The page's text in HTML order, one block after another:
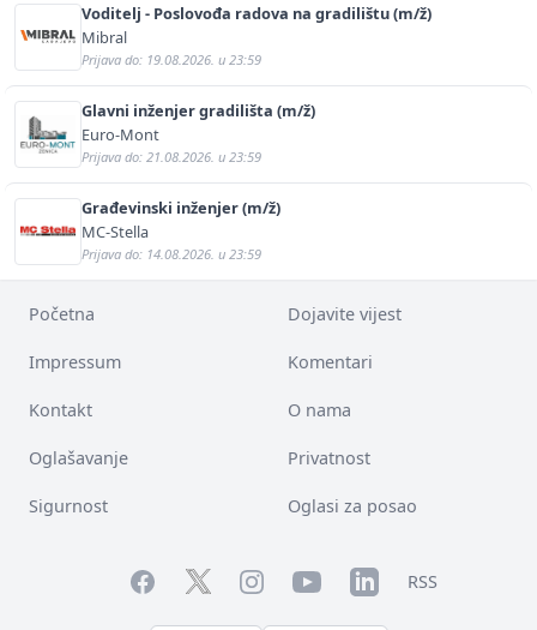
Voditelj - Poslovođa radova na gradilištu (m/ž)
Mibral
Prijava do: 19.08.2026. u 23:59
Glavni inženjer gradilišta (m/ž)
Euro-Mont
Prijava do: 21.08.2026. u 23:59
Građevinski inženjer (m/ž)
MC-Stella
Prijava do: 14.08.2026. u 23:59
Početna Dojavite vijest
Impressum Komentari
Kontakt O nama
Oglašavanje Privatnost
Sigurnost Oglasi za posao
FacebookTwitterInstagramYouTubeLinkedInRSS